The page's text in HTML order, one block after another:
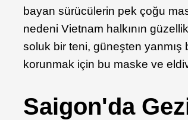
bayan sürücülerin pek çoğu
nedeni Vietnam halkının
soluk bir teni, güneşten yanmış
korunmak için bu maske ve
Saigon'da